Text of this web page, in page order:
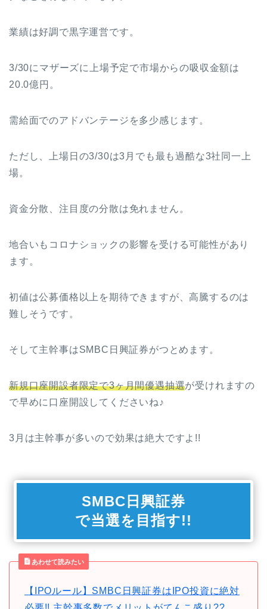
業績は好調で黒字運営です。
3/30にマザーズに上場予定で市場からの吸収金額は
20.0億円。
需給面でのアドバンテージを多少感じます。
ただし、上場日の3/30は3月でも最も過酷な3社同一上
場。
資金分散、注目度の分散は免れません。
地合いもコロナショックの影響を受ける可能性があり
ます。
初値は公募価格以上を期待できますが、高騰するのは
難しそうです。
そして主幹事はSMBC日興証券がつとめます。
新規口座開設者限定で3ヶ月間優遇抽選が受けれますの
で早めに口座開設してくださいね♪
3月は主幹事が多いので効果は絶大ですよ!!
SMBC日興証券
で当選を目指す!!
あわせて読みたい
【IPOルール】SMBC日興証券はIPO投資に絶対